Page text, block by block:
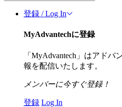
登録 / Log In
MyAdvantechに登録
「MyAdvantech」はアド
報を配信いたします。
メンバーに今すぐ登録！
登録 Log In